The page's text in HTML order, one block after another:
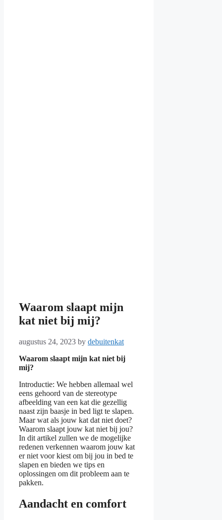
Waarom slaapt mijn
kat niet bij mij?
augustus 24, 2023 by debuitenkat
Waarom slaapt mijn kat niet bij
mij?
Introductie: We hebben allemaal wel
eens gehoord van de stereotype
afbeelding van een kat die gezellig
naast zijn baasje in bed ligt te slapen.
Maar wat als jouw kat dat niet doet?
Waarom slaapt jouw kat niet bij jou?
In dit artikel zullen we de mogelijke
redenen verkennen waarom jouw kat
er niet voor kiest om bij jou in bed te
slapen en bieden we tips en
oplossingen om dit probleem aan te
pakken.
Aandacht en comfort